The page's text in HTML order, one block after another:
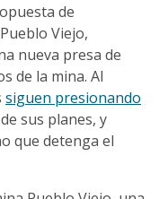
de
Viejo,
nueva presa de
de la mina. Al
siguen presionando
sus planes, y
que detenga el